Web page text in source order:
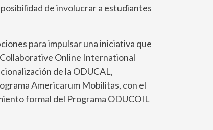
de involucrar a estudiantes
para impulsar una iniciativa que
Online International
de la ODUCAL,
Americarum Mobilitas, con el
formal del Programa ODUCOIL